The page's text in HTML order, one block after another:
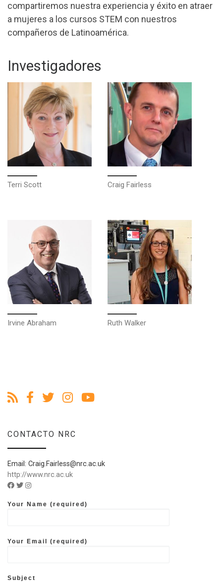
compartiremos nuestra experiencia y éxito en atraer
a mujeres a los cursos STEM con nuestros
compañeros de Latinoamérica.
Investigadores
Terri Scott Craig Fairless
Irvine Abraham Ruth Walker
CONTACTO NRC
Email: Craig.Fairless@nrc.ac.uk
http://www.nrc.ac.uk
Facebook account of NRC
Twitter account of NRC
Instagram account of NRC
Your Name (required)
Your Email (required)
Subject